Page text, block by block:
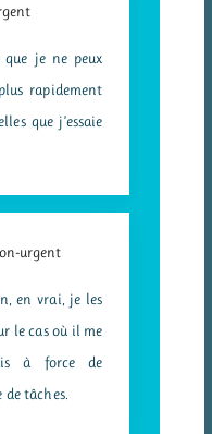
que je ne peux
rapidement
que j’essaie
urgent
en vrai, je les
le cas où il me
à force de
tâches.